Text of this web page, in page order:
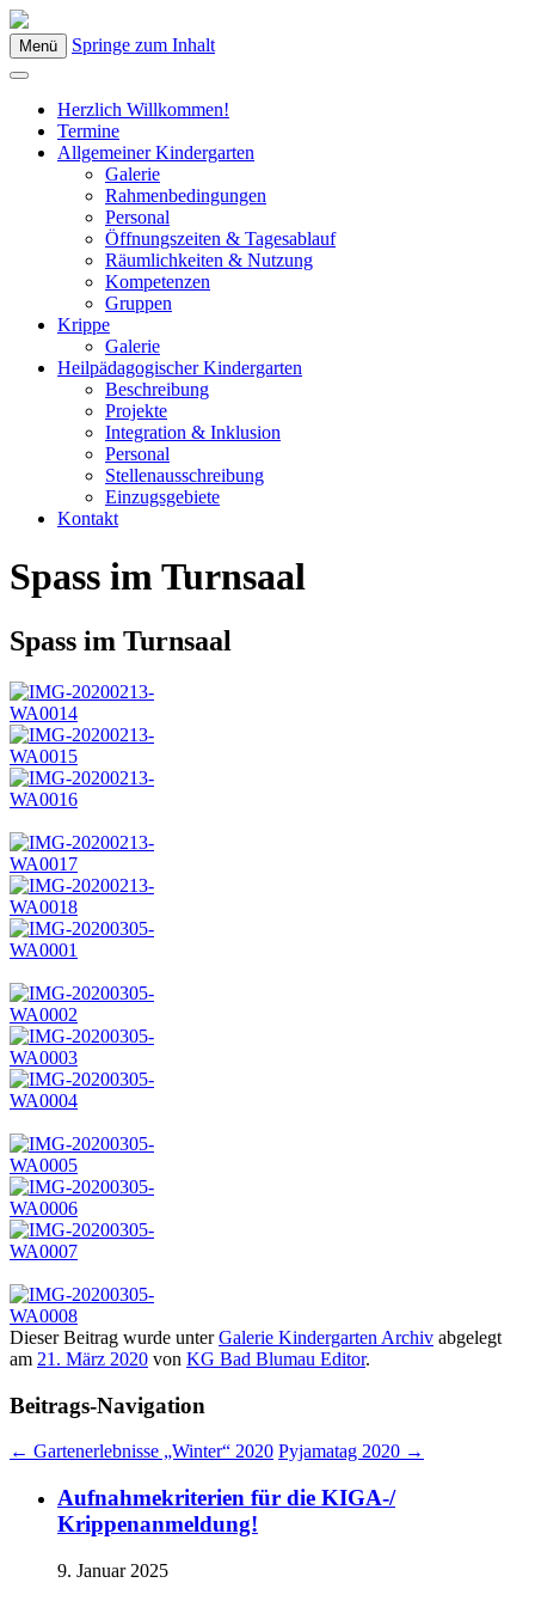
Kindergarten Bad Blumau
Menü Springe zum Inhalt
Herzlich Willkommen!
Termine
Allgemeiner Kindergarten
Galerie
Rahmenbedingungen
Personal
Öffnungszeiten & Tagesablauf
Räumlichkeiten & Nutzung
Kompetenzen
Gruppen
Krippe
Galerie
Heilpädagogischer Kindergarten
Beschreibung
Projekte
Integration & Inklusion
Personal
Stellenausschreibung
Einzugsgebiete
Kontakt
Spass im Turnsaal
Spass im Turnsaal
Dieser Beitrag wurde unterGalerie Kindergarten Archiv abgelegt
am 21. März 2020 von KG Bad Blumau Editor.
Beitrags-Navigation
← Gartenerlebnisse „Winter“ 2020 Pyjamatag 2020 →
Aufnahmekriterien für die KIGA-/
Krippenanmeldung!
9. Januar 2025